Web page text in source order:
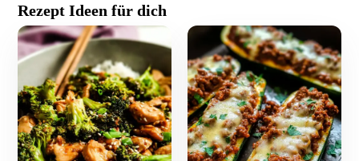
c
e
b
o
o
k
at
s
A
p
p
er
e
st
ai
l
n
Rezept Ideen für dich